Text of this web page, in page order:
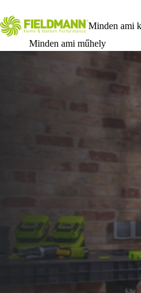
Minden ami
Minden ami műhely